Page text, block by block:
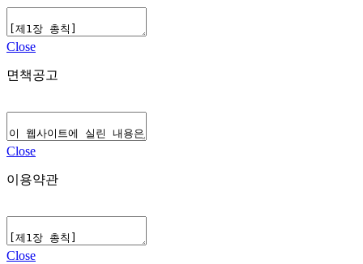
Close
면책공고
Close
이용약관
Close